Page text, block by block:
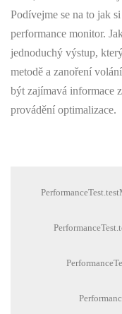
Podívejme se na to jak
performance monitor.
jednoduchý výstup,
metodě a zanoření
být zajímavá informace
provádění optimalizace.